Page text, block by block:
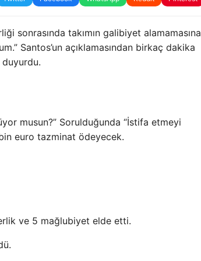
sonrasında takımın galibiyet alamamasına
Santos’un açıklamasından birkaç dakika
musun?” Sorulduğunda “İstifa etmeyi
euro tazminat ödeyecek.
ve 5 mağlubiyet elde etti.